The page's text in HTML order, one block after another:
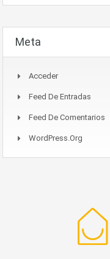
Meta
Acceder
Feed De Entradas
Feed De Comentarios
WordPress.org